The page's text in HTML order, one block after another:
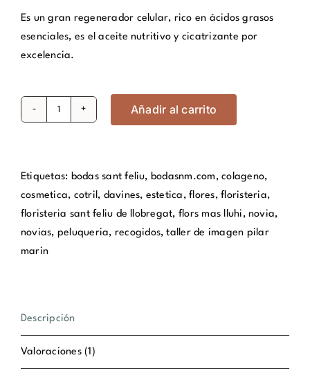
Es un gran regenerador celular, rico en ácidos grasos
esenciales, es el aceite nutritivo y cicatrizante por
excelencia.
DE
MOSQUETA
cantidad
Añadir al carrito
Etiquetas: bodas sant feliu, bodasnm.com ,colageno,
cosmetica, cotril, davines, estetica ,flores,floristeria,
floristeria sant feliu de llobregat, flors mas lluhi , novia,
novias, peluqueria, recogidos,taller de imagen pilar
marin
Descripción
Valoraciones (1)